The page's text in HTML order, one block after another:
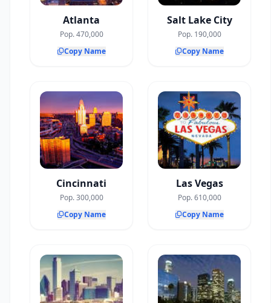
Atlanta
Pop. 470,000
Copy Name
Salt Lake City
Pop. 190,000
Copy Name
Cincinnati
Pop. 300,000
Copy Name
Las Vegas
Pop. 610,000
Copy Name